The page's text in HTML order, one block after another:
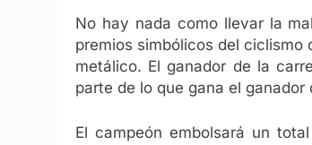
No hay nada como llevar la
premios simbólicos del ciclismo
metálico. El ganador de la
parte de lo que gana el
El campeón embolsará un